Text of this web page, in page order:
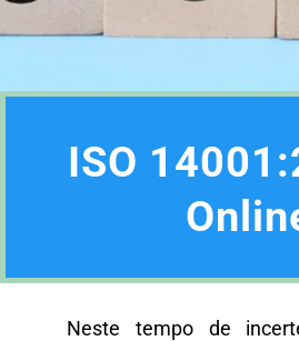
ISO
Neste tempo de